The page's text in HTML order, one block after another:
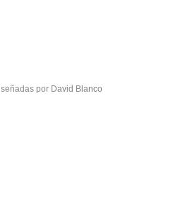
por David Blanco